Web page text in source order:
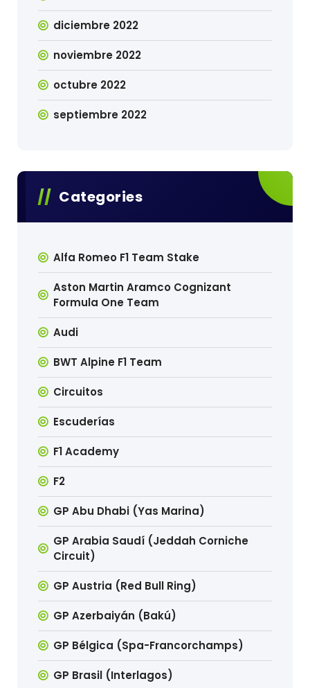
diciembre 2022
noviembre 2022
octubre 2022
septiembre 2022
Categories
Alfa Romeo F1 Team Stake
Aston Martin Aramco Cognizant
Formula One Team
Audi
BWT Alpine F1 Team
Circuitos
Escuderías
F1 Academy
F2
GP Abu Dhabi (Yas Marina)
GP Arabia Saudí (Jeddah Corniche
Circuit)
GP Austria (Red Bull Ring)
GP Azerbaiyán (Bakú)
GP Bélgica (Spa-Francorchamps)
GP Brasil (Interlagos)